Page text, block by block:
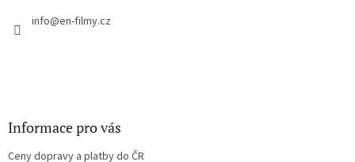
info@en-filmy.cz
Informace pro vás
Ceny dopravy a platby do ČR